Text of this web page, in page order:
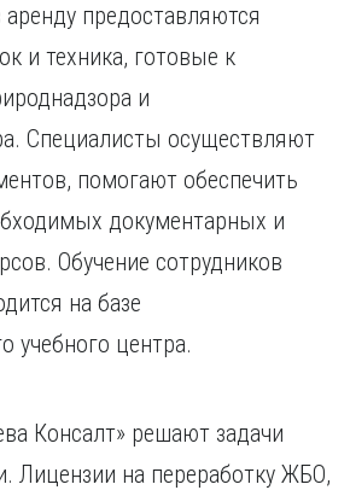
предоставляются
и техника, готовые к
и
Специалисты осуществляют
помогают обеспечить
документарных и
Обучение сотрудников
на базе
учебного центра.
Консалт» решают задачи
Лицензии на переработку ЖБО,